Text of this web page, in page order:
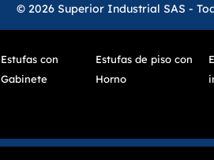
© 2026 Superior Industrial SAS -
Estufas con
Gabinete
Estufas de piso con
Horno